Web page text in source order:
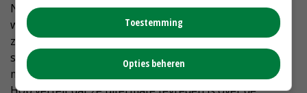
Niet in alle gevallen leidt de komst van een nieuwe
werknemer tot een langdurige werkrelatie. ‘Sommigen
zijn ook al snel weer vertrokken. Als je op afstand
selecteert, kun je de exacte drijfveren en motivatie van
mensen niet altijd volledig achterhalen.’
Toestemming
Opties beheren